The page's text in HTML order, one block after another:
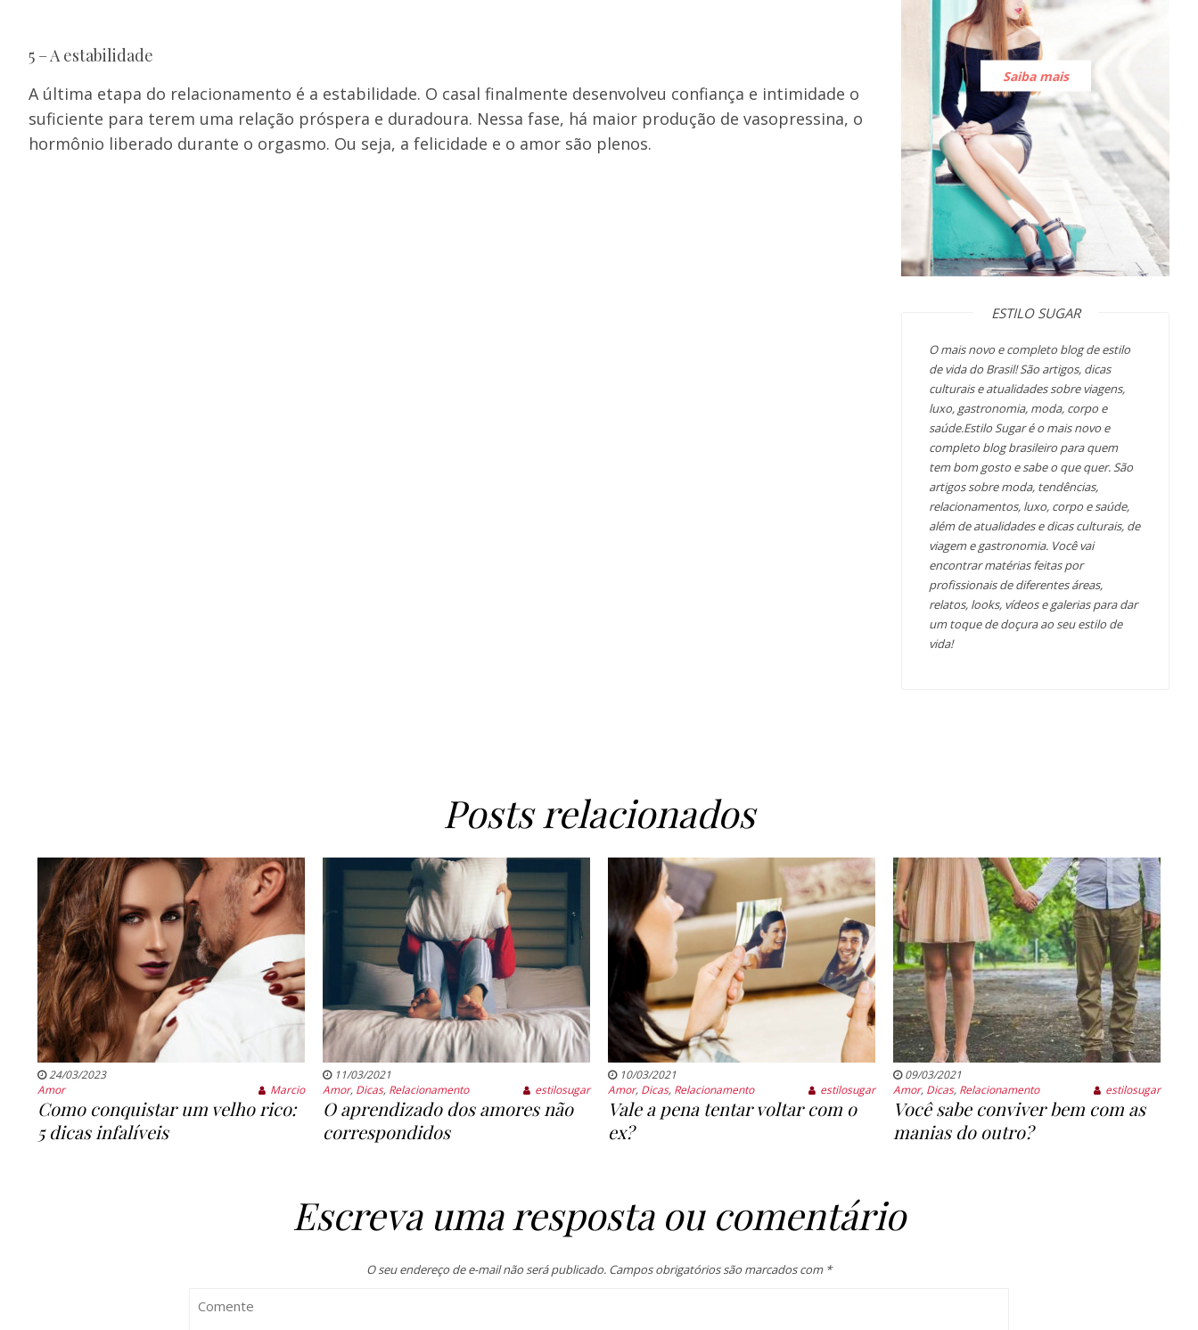
5 – A estabilidade
A última etapa do relacionamento é a estabilidade. O casal finalmente desenvolveu confiança e intimidade o
suficiente para terem uma relação próspera e duradoura. Nessa fase, há maior produção de vasopressina, o
hormônio liberado durante o orgasmo. Ou seja, a felicidade e o amor são plenos.
Saiba mais
ESTILO SUGAR
O mais novo e completo blog de estilo
de vida do Brasil! São artigos, dicas
culturais e atualidades sobre viagens,
luxo, gastronomia, moda, corpo e
saúde.Estilo Sugar é o mais novo e
completo blog brasileiro para quem
tem bom gosto e sabe o que quer. São
artigos sobre moda, tendências,
relacionamentos, luxo, corpo e saúde,
além de atualidades e dicas culturais, de
viagem e gastronomia. Você vai
encontrar matérias feitas por
profissionais de diferentes áreas,
relatos, looks, vídeos e galerias para dar
um toque de doçura ao seu estilo de
vida!
Posts relacionados
24/03/2023
Amor
Marcio
Como conquistar um velho rico:
5 dicas infalíveis
11/03/2021
Amor, Dicas, Relacionamento estilosugar
O aprendizado dos amores não
correspondidos
10/03/2021
Amor, Dicas, Relacionamento estilosugar
Vale a pena tentar voltar com o
ex?
09/03/2021
Amor, Dicas, Relacionamento estilosugar
Você sabe conviver bem com as
manias do outro?
Escreva uma resposta ou comentário
O seu endereço de e-mail não será publicado. Campos obrigatórios são marcados com *